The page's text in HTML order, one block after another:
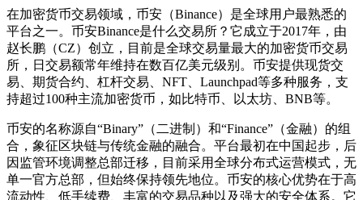
在加密货币交易领域，币安（Binance）是全球用户最熟悉的
平台之一。币安Binance是什么交易所？它成立于2017年，由
赵长鹏（CZ）创立，目前是全球交易量最大的加密货币交易
所，日交易额常年维持在数百亿美元级别。币安提供现货交
易、期货合约、杠杆交易、NFT、Launchpad等多种服务，支
持超过100种主流加密货币，如比特币、以太坊、BNB等。
币安的名称源自“Binary”（二进制）和“Finance”（金融）的组
合，象征区块链与传统金融的融合。平台最初在中国起步，后
因监管环境调整总部迁移，目前采用全球分布式运营模式，无
单一官方总部，但始终保持领先地位。币安的核心优势在于高
流动性、低手续费、丰富的交易品种以及强大的安全体系。它